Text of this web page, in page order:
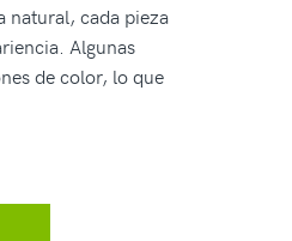
natural, cada pieza
Algunas
de color, lo que